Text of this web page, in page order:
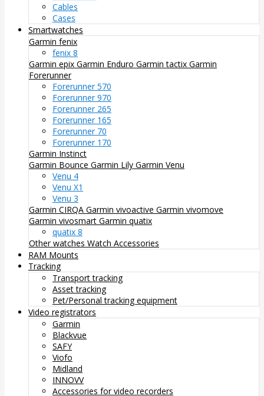
Cables
Cases
Smartwatches
Garmin fenix
fenix 8
Garmin epix Garmin Enduro Garmin tactix Garmin
Forerunner
Forerunner 570
Forerunner 970
Forerunner 265
Forerunner 165
Forerunner 70
Forerunner 170
Garmin Instinct
Garmin Bounce Garmin Lily Garmin Venu
Venu 4
Venu X1
Venu 3
Garmin CIRQA Garmin vivoactive Garmin vivomove
Garmin vivosmart Garmin quatix
quatix 8
Other watches Watch Accessories
RAM Mounts
Tracking
Transport tracking
Asset tracking
Pet/Personal tracking equipment
Video registrators
Garmin
Blackvue
SAFY
Viofo
Midland
INNOVV
Accessories for video recorders